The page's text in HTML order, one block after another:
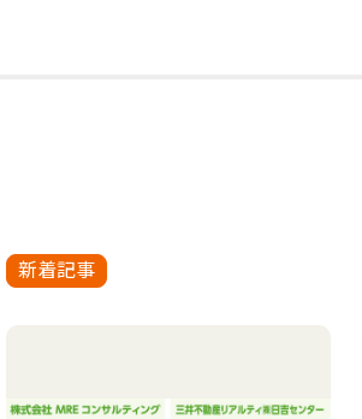
新着記事